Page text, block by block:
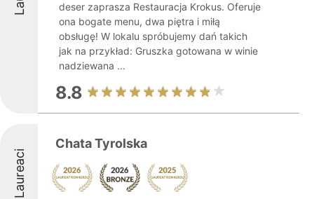
deser zaprasza Restauracja Krokus. Oferuje
ona bogate menu, dwa piętra i miłą
obsługę! W lokalu spróbujemy dań takich
jak na przykład: Gruszka gotowana w winie
nadziewana ...
8.8
Laureaci
Chata Tyrolska